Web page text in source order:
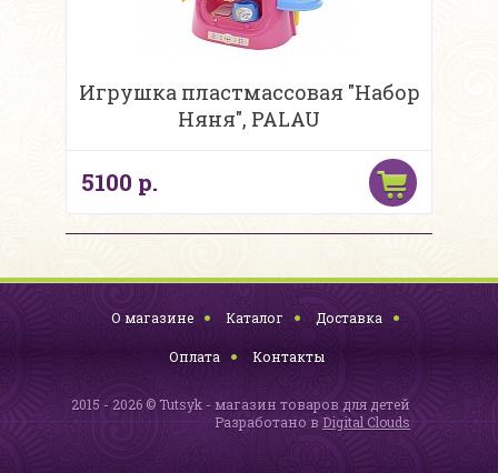
Игрушка пластмассовая "Набор
Няня", PALAU
5100 р.
О магазине Каталог Доставка
Оплата Контакты
2015 - 2026 © Tutsyk - магазин товаров для детей
Разработано в Digital Clouds